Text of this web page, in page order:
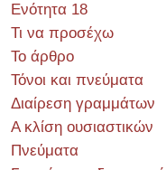
Ενότητα 18
Τι να προσέχω
Το άρθρο
Τόνοι και πνεύματα
Διαίρεση γραμμάτων
Α κλίση ουσιαστικών
Πνεύματα